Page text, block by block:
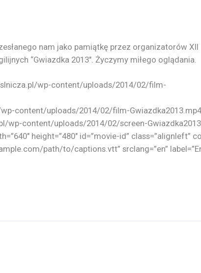
nam jako pamiątkę przez organizatorów XII
“Gwiazdka 2013″. Życzymy miłego oglądania.
wp-content/uploads/2014/02/film-
content/uploads/2014/02/film-
wp-content/uploads/2014/02/screen-
height=”480″ id=”movie-id” class=”alignleft”
path/to/captions.vtt” srclang=”en”